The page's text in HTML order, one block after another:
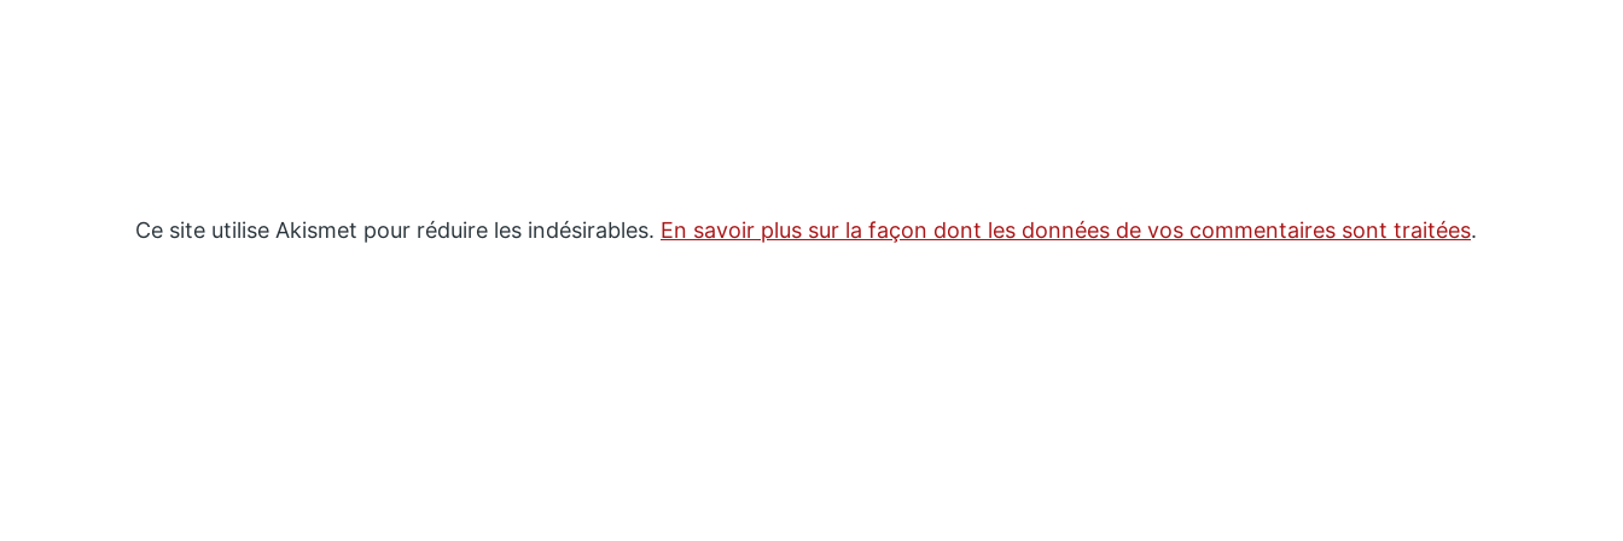
Ce site utilise Akismet pour réduire les indésirables. En savoir plus sur la façon dont les données de vos commentaires sont traitées.